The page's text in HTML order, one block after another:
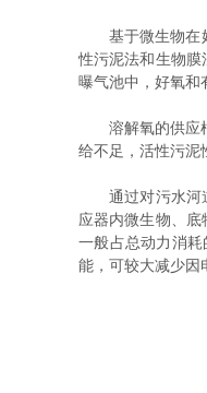
基于微生物在好
性污泥法和生物膜
曝气池中，好氧和
溶解氧的供应根
给不足，活性污泥
通过对污水河道
应器内微生物、
一般占总动力消
能，可较大减少因